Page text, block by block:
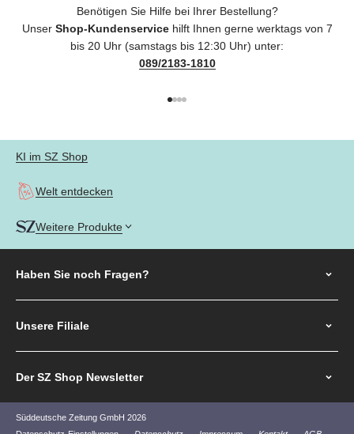
Benötigen Sie Hilfe bei Ihrer Bestellung?
Unser Shop-Kundenservicehilft Ihnen gerne werktags von 7
bis 20 Uhr (samstags bis 12:30 Uhr) unter:
089/2183-1810
KI im SZ Shop
Welt entdecken
Weitere Produkte
Haben Sie noch Fragen?
Unsere Filiale
Der SZ Shop Newsletter
Süddeutsche Zeitung GmbH 2026